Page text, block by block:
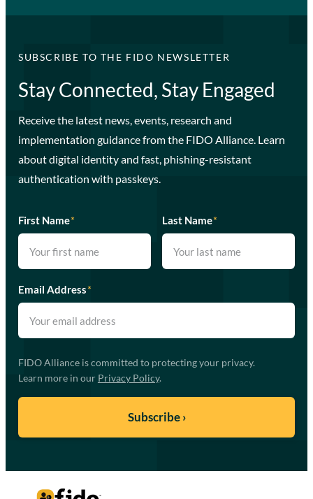
SUBSCRIBE TO THE FIDO NEWSLETTER
Stay Connected, Stay Engaged
Receive the latest news, events, research and
implementation guidance from the FIDO Alliance. Learn
about digital identity and fast, phishing-resistant
authentication with passkeys.
First Name* Last Name*
Email Address*
FIDO Alliance is committed to protecting your privacy.
Learn more in our Privacy Policy.